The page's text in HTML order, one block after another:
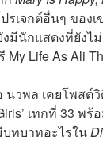
รเจกต์อื่นๆ ขอ
มีนักแสดงที่ยังไ
My Life As Ali
วพล เคยโพสต์วิ
เทกที่ 33
ทบาทอะไรใน